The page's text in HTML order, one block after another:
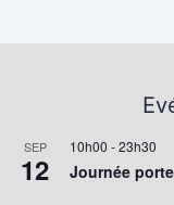
SEP
12
10h00 -23h30
Journée